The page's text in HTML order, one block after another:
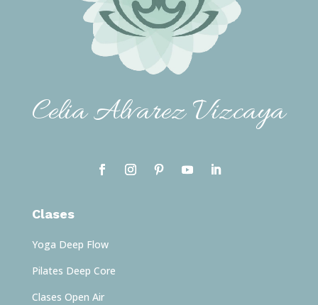
Celia Alvarez Vizcaya
Clases
Yoga Deep Flow
Pilates Deep Core
Clases Open Air